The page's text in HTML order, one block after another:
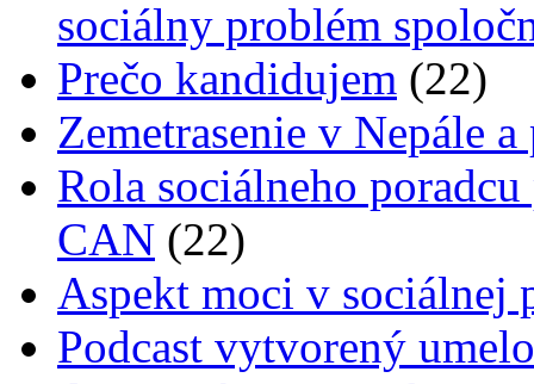
sociálny problém
Prečo kandidujem (22)
Zemetrasenie v Nepále
Rola sociálneho
CAN (22)
Aspekt moci v sociálnej
Podcast vytvorený